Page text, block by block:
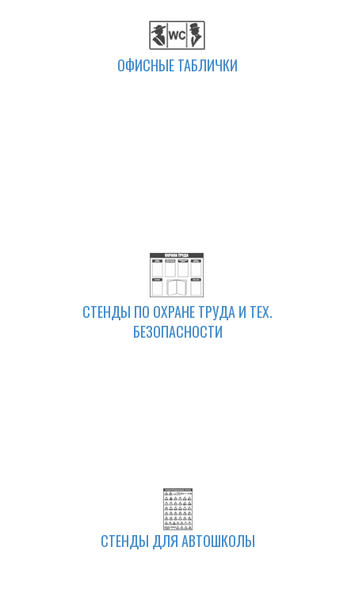
ОФИСНЫЕ ТАБЛИЧКИ
СТЕНДЫ ПО ОХРАНЕ ТРУДА И ТЕХ.
БЕЗОПАСНОСТИ
СТЕНДЫ ДЛЯ АВТОШКОЛЫ